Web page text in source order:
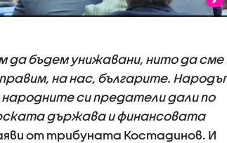
да бъдем унижавани, нито да сме
правим, на нас, българите.
си предатели дали по
държава и финансовата
от трибуната Костадинов. И